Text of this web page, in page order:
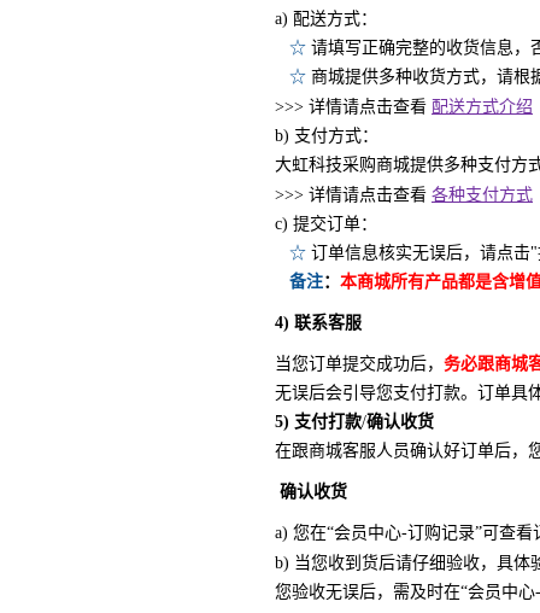
a) 配送方式：
☆ 请填写正确完整的收货信息，
☆ 商城提供多种收货方式，请根
>>> 详情请点击查看 配送方式介绍
b) 支付方式：
大虹科技采购商城提供多种支付方
>>> 详情请点击查看 各种支付方式
c) 提交订单：
☆ 订单信息核实无误后，请点击
备注： 本商城所有产品都是含增
4) 联系客服
当您订单提交成功后， 务必跟商城
无误后会引导您支付打款。订单具
5) 支付打款/确认收货
在跟商城客服人员确认好订单后，
确认收货
a) 您在“会员中心-订购记录”可查
b) 当您收到货后请仔细验收，具体
您验收无误后，需及时在“会员中